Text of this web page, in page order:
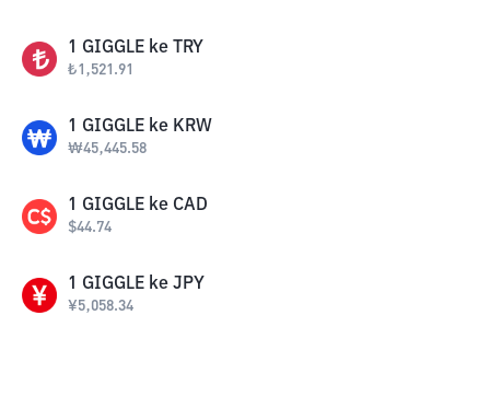
1 GIGGLE ke TRY
₺1,521.91
1 GIGGLE ke KRW
₩45,445.58
1 GIGGLE ke CAD
$44.74
1 GIGGLE ke JPY
¥5,058.34